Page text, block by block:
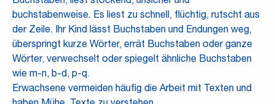
buchstabenweise. Es liest zu schnell, flüchtig, rutscht aus
der Zeile. Ihr Kind lässt Buchstaben und Endungen weg,
überspringt kurze Wörter, errät Buchstaben oder ganze
Wörter, verwechselt oder spiegelt ähnliche Buchstaben
wie m-n, b-d, p-q.
Erwachsene vermeiden häufig die Arbeit mit Texten und